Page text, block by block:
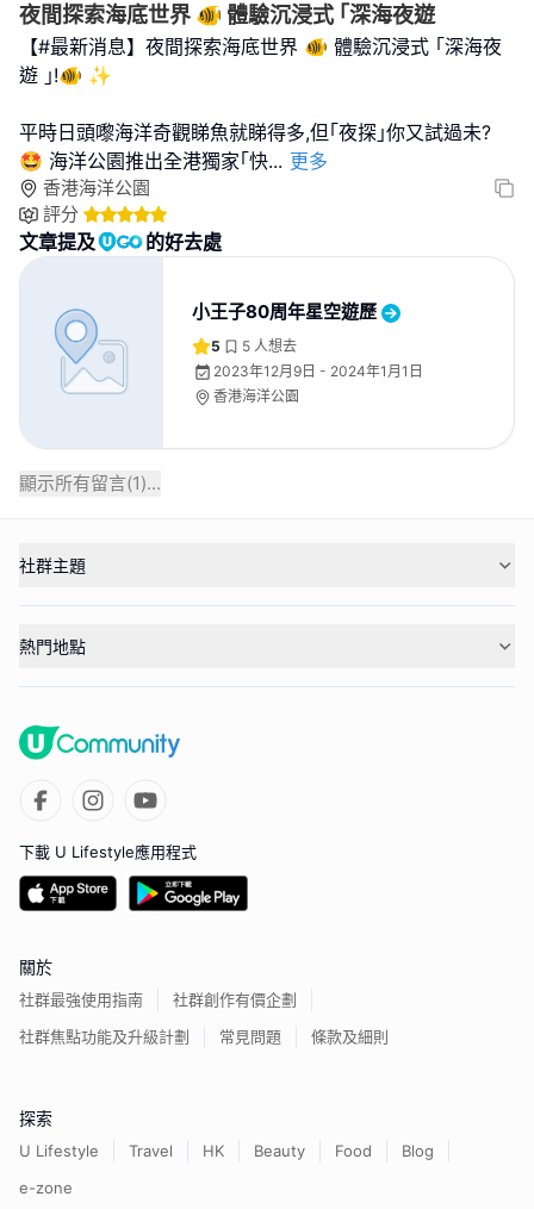
夜間探索海底世界 🐠 體驗沉浸式 ｢深海夜遊
【#最新消息】夜間探索海底世界 🐠 體驗沉浸式 ｢深海夜
遊 ｣!🐠 ✨
平時日頭嚟海洋奇觀睇魚就睇得多,但｢夜探｣你又試過未?
🤩 海洋公園推出全港獨家｢快... 更多
香港海洋公園
評分
文章提及 的好去處
小王子80周年星空遊歷
5 5 人想去
2023年12月9日 - 2024年1月1日
香港海洋公園
顯示所有留言(1)...
社群主題
熱門地點
下載 U Lifestyle應用程式
關於
社群最強使用指南
社群創作有價企劃
社群焦點功能及升級計劃
常見問題 條款及細則
探索
U Lifestyle Travel HK Beauty Food
Blog
e-zone